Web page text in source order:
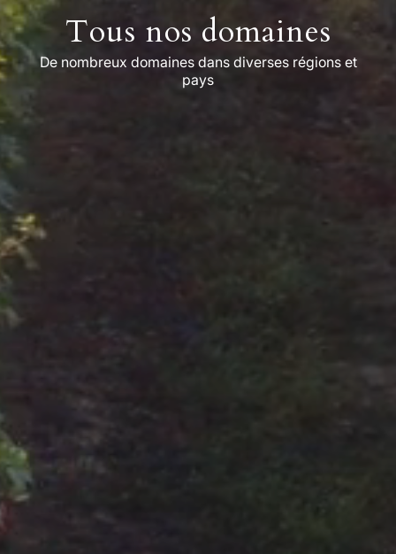
Tous nos domaines
De nombreux domaines dans diverses régions et
pays